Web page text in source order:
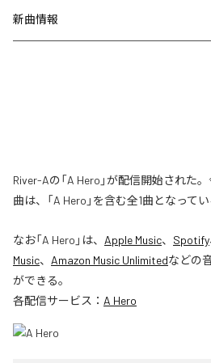
新曲情報
River-Aの「A Hero」が配信開始された
曲は、「A Hero」を含む全1曲となってい
なお「A Hero 」は、 Apple Music、 Spotify
Music、 Amazon Music Unlimitedなどの
ができる。
各配信サービス： A Hero